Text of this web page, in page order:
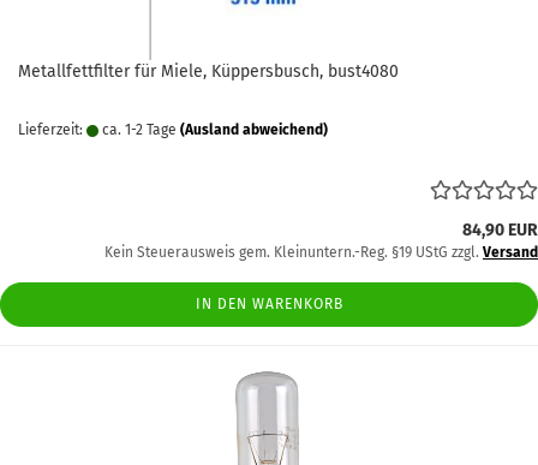
Metallfettfilter für Miele, Küppersbusch, bust4080
Lieferzeit: ca. 1-2 Tage (Ausland abweichend)
84,90 EUR
Kein Steuerausweis gem. Kleinuntern.-Reg. §19 UStG zzgl. Versand
IN DEN WARENKORB